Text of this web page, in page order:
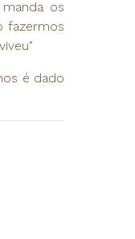
os
fazermos
é dado